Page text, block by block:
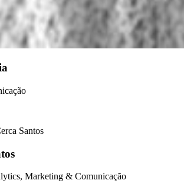
Marketing & Comunicação